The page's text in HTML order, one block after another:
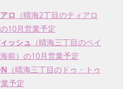
ロ （晴海2丁目のティアロ
10月営業予定
ッシュ （晴海三丁目のベイ
前）の10月営業予定
（晴海三丁目のドゥ・トゥ
予定